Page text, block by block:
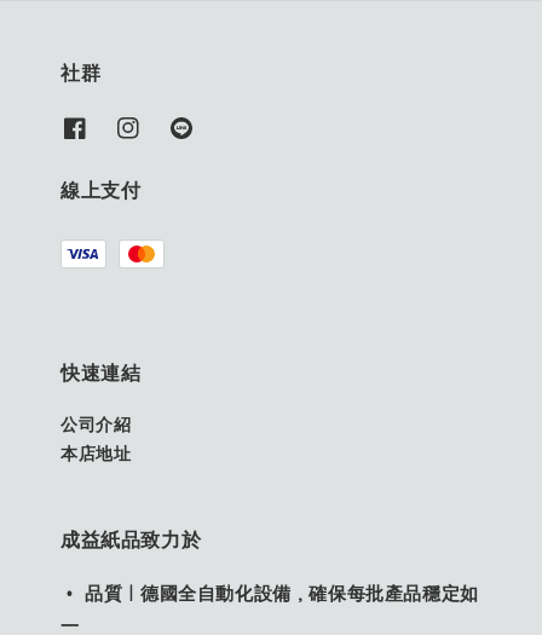
社群
線上支付
快速連結
公司介紹
本店地址
成益紙品致力於
• 品質｜德國全自動化設備，確保每批產品穩定如
一